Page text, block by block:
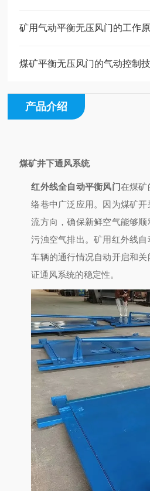
矿用气动平衡无压风门的工作
煤矿平衡无压风门的气动控制
产品介绍
煤矿井下通风系统
红外线全自动平衡风门在煤矿
络巷中广泛应用。因为煤矿
流方向，确保新鲜空气能够
污浊空气排出。矿用红外线
车辆的通行情况自动开启和
证通风系统的稳定性。